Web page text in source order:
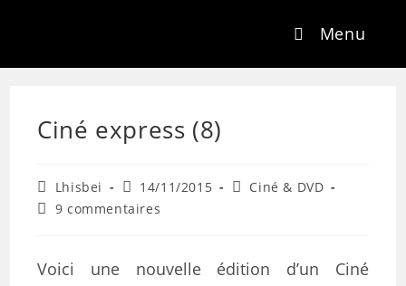
Menu
Ciné express (8)
Lhisbei 14/11/2015
Ciné & DVD
9 commentaires
Voici une nouvelle édition d’un Ciné